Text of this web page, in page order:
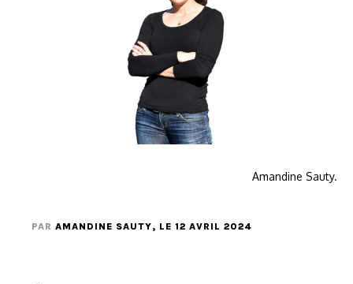
Amandine Sauty.
PAR AMANDINE SAUTY, LE 12 AVRIL 2024